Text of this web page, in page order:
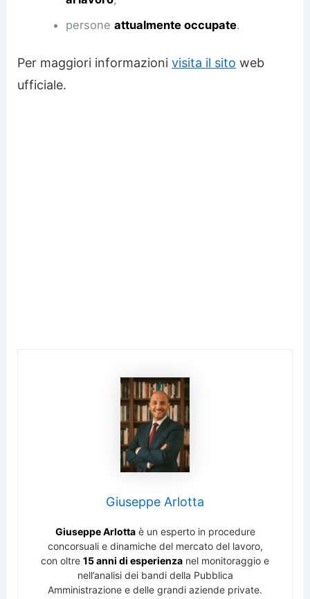
persone attualmente occupate.
Per maggiori informazionivisita il sito web
ufficiale.
Giuseppe Arlotta
Giuseppe Arlottaè un esperto in procedure
concorsuali e dinamiche del mercato del lavoro,
con oltre 15 anni di esperienza nel monitoraggio e
nell’analisi dei bandi della Pubblica
Amministrazione e delle grandi aziende private.